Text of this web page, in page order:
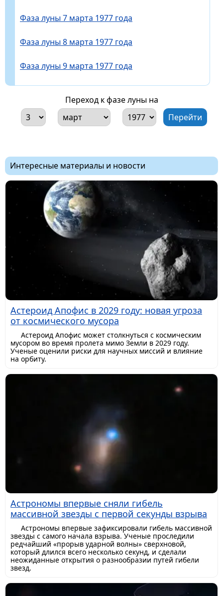
Фаза луны 7 марта 1977 года
Фаза луны 8 марта 1977 года
Фаза луны 9 марта 1977 года
Переход к фазе луны на
Интересные материалы и новости
Астероид Апофис в 2029 году: новая угроза
от космического мусора
Астероид Апофис может столкнуться с космическим
мусором во время пролета мимо Земли в 2029 году.
Ученые оценили риски для научных миссий и влияние
на орбиту.
Астрономы впервые сняли гибель
массивной звезды с первой секунды взрыва
Астрономы впервые зафиксировали гибель массивной
звезды с самого начала взрыва. Ученые проследили
редчайший «прорыв ударной волны» сверхновой,
который длился всего несколько секунд, и сделали
неожиданные открытия о разнообразии путей гибели
звезд.